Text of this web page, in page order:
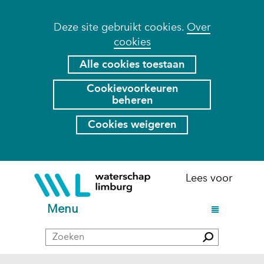
Cookies
toestaan?
Deze site gebruikt cookies. Over
cookies
kan
gebruik
cookies
website
worden
toegestaan
geweigerd.
Alle cookies toestaan
Cookievoorkeuren
beheren
Cookies weigeren
naar
Lees voor
Menu
t
k
Zoeken Zoeken